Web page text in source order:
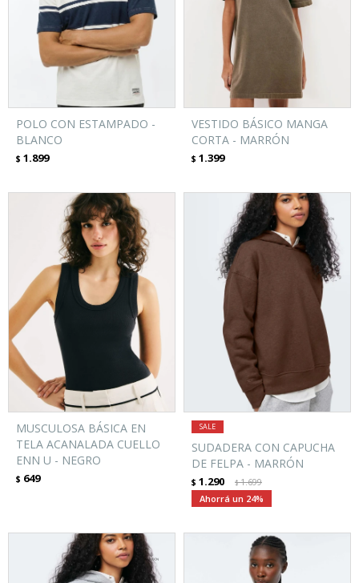
POLO CON ESTAMPADO -
BLANCO
$ 1.899
VESTIDO BÁSICO MANGA
CORTA - MARRÓN
$ 1.399
MUSCULOSA BÁSICA EN
TELA ACANALADA CUELLO
ENN U - NEGRO
$ 649
SUDADERA CON CAPUCHA
DE FELPA - MARRÓN
$ 1.290 $1.699
24